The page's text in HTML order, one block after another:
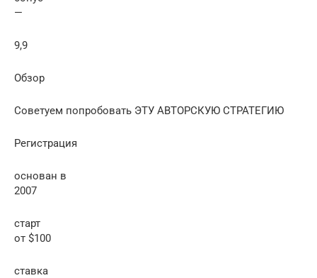
—
9,9
Обзор
Советуем попробовать ЭТУ АВТОРСКУЮ СТРАТЕГИЮ
Регистрация
основан в
2007
старт
от $100
ставка